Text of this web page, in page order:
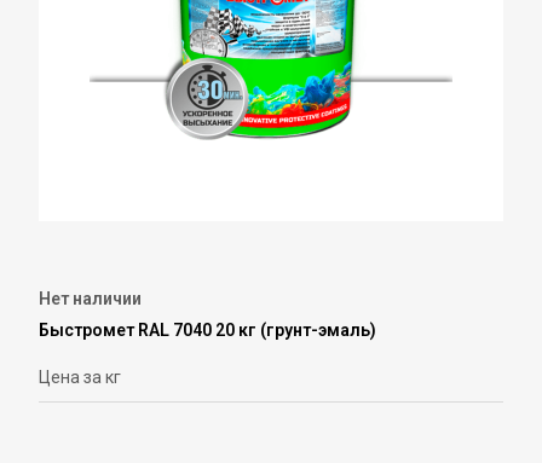
Нет наличии
Быстромет RAL 7040 20 кг (грунт-эмаль)
Цена за кг